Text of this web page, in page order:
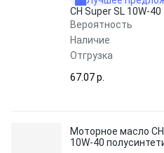
CH Super SL 10W-40
Вероятность
Наличие
Отгрузка
67.07 p.
Моторное масло
10W-40